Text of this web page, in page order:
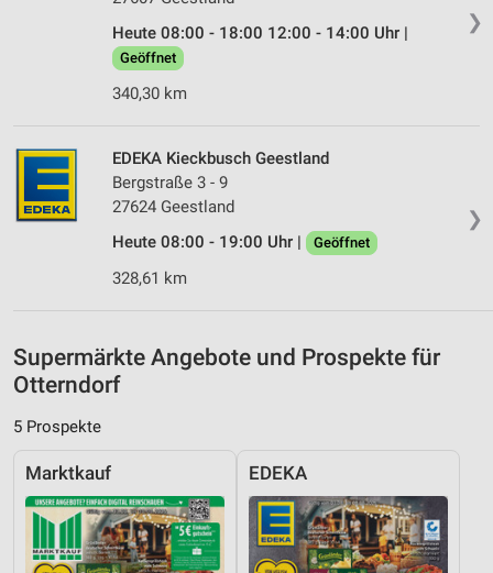
❯
Heute 08:00 - 18:00 12:00 - 14:00 Uhr |
Geöffnet
340,30 km
❯
EDEKA Kieckbusch Geestland
Bergstraße 3 - 9
27624 Geestland
Heute 08:00 - 19:00 Uhr |
Geöffnet
328,61 km
Supermärkte Angebote und Prospekte für
Otterndorf
5 Prospekte
Marktkauf EDEKA
von Inhalten
personalisierter Inhalte
Messung der Werbeleistung
Messung der Performance von Inhalten
Analyse von Zielgruppen durch Statistiken oder
Kombinationen von Daten aus verschiedenen
Verwendung reduzierter Daten zur Auswahl von
Inhalten
IAB-Besonderheiten:
Geräte anhand von aktiv angeforderten
Informationen identifizieren
Nicht-IAB-Verarbeitungszwecke: